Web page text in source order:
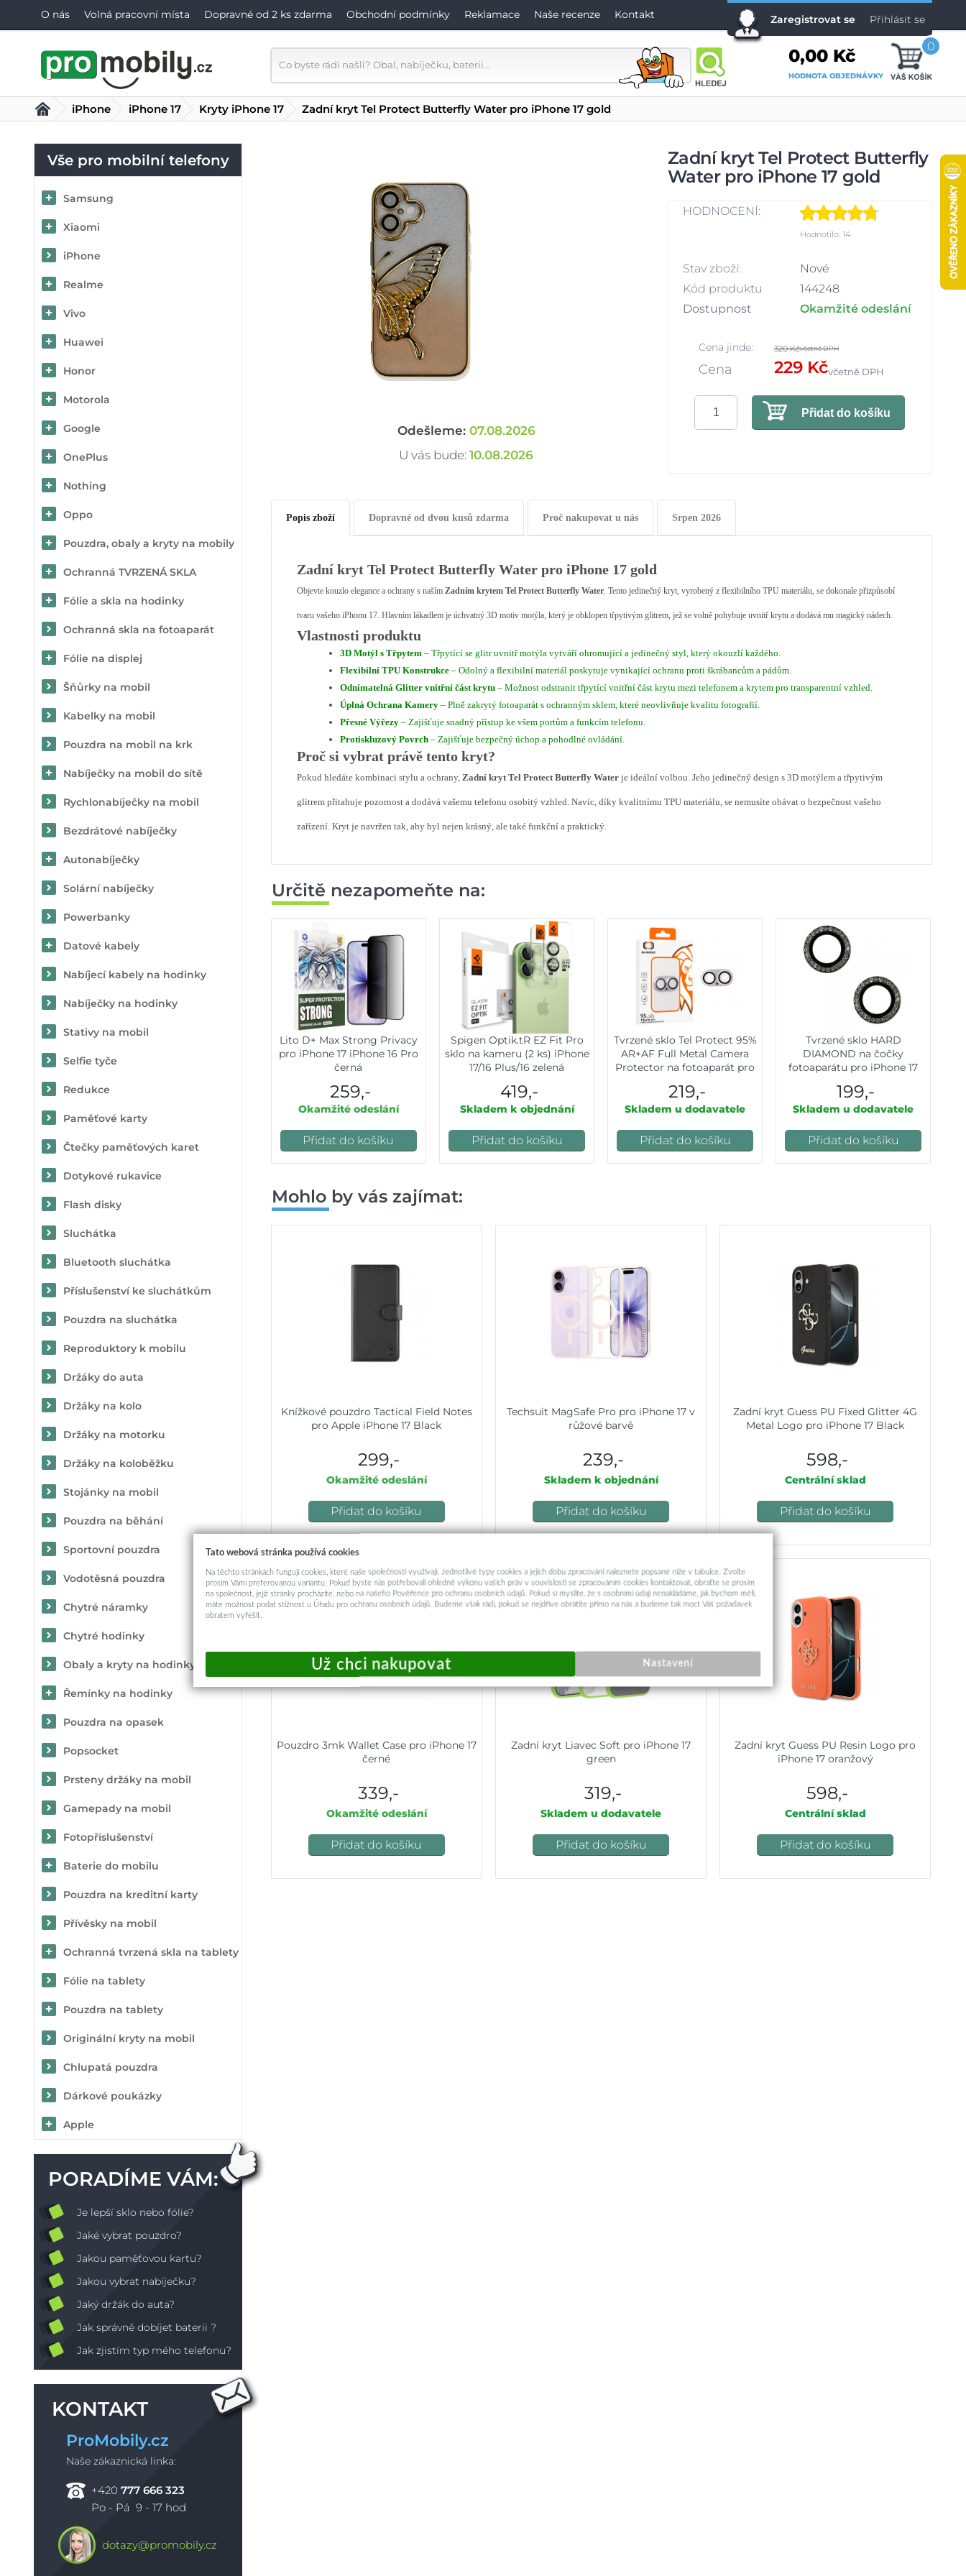
O nás Volná pracovní místa Dopravné od 2 ks zdarma Obchodní podmínky Reklamace Naše recenze Kontakt Zaregistrovat se Přihlásit se
0,00 Kč
HODNOTA OBJEDNÁVKY
0
Vše pro mobilní telefony
Samsung
Xiaomi
iPhone
Realme
Vivo
Huawei
Honor
Motorola
Google
OnePlus
Nothing
Oppo
Pouzdra, obaly a kryty na mobily
Ochranná TVRZENÁ SKLA
Fólie a skla na hodinky
Ochranná skla na fotoaparát
Fólie na displej
Šňůrky na mobil
Kabelky na mobil
Pouzdra na mobil na krk
Nabíječky na mobil do sítě
Rychlonabíječky na mobil
Bezdrátové nabíječky
Autonabíječky
Solární nabíječky
Powerbanky
Datové kabely
Nabíjecí kabely na hodinky
Nabíječky na hodinky
Stativy na mobil
Selfie tyče
Redukce
Paměťové karty
Čtečky paměťových karet
Dotykové rukavice
Flash disky
Sluchátka
Bluetooth sluchátka
Příslušenství ke sluchátkům
Pouzdra na sluchátka
Reproduktory k mobilu
Držáky do auta
Držáky na kolo
Držáky na motorku
Držáky na koloběžku
Stojánky na mobil
Pouzdra na běhání
Sportovní pouzdra
Vodotěsná pouzdra
Chytré náramky
Chytré hodinky
Obaly a kryty na hodinky
Řemínky na hodinky
Pouzdra na opasek
Popsocket
Prsteny držáky na mobil
Gamepady na mobil
Fotopříslušenství
Baterie do mobilu
Pouzdra na kreditní karty
Přívěsky na mobil
Ochranná tvrzená skla na tablety
Fólie na tablety
Pouzdra na tablety
Originální kryty na mobil
Chlupatá pouzdra
Dárkové poukázky
Apple
PORADÍME VÁM:
Je lepší sklo nebo fólie?
Jaké vybrat pouzdro?
Jakou paměťovou kartu?
Jakou vybrat nabíječku?
Jaký držák do auta?
Jak správně dobíjet baterii ?
Jak zjistím typ mého telefonu?
KONTAKT
ProMobily.cz
Naše zákaznická linka:
+420 777 666 323
Po - Pá 9 - 17 hod
dotazy@promobily.cz
iPhone iPhone 17 Kryty iPhone 17 Zadní kryt Tel Protect Butterfly Water pro iPhone 17 gold
Odešleme: 07.08.2026
U vás bude:10.08.2026
Zadní kryt Tel Protect Butterfly
Water pro iPhone 17 gold
HODNOCENÍ:
Hodnotilo: 14
Stav zboží:
Nové
Kód produktu
144248
Dostupnost
Okamžité odeslání
Cena jinde: 320 Kčvčetně DPH
Cena 229 Kčvčetně DPH
Přidat do košíku
Popis zboží Dopravné od dvou kusů zdarma Proč nakupovat u nás Srpen 2026
Zadní kryt Tel Protect Butterfly Water pro iPhone 17 gold
Objevte kouzlo elegance a ochrany s naším Zadním krytem Tel Protect Butterfly Water. Tento jedinečný kryt, vyrobený z flexibilního TPU materiálu, se dokonale přizpůsobí
tvaru vašeho iPhonu 17. Hlavním lákadlem je úchvatný 3D motiv motýla, který je obklopen třpytivým glitrem, jež se volně pohybuje uvnitř krytu a dodává mu magický nádech.
Vlastnosti produktu
3D Motýl s Třpytem – Třpytící se glitr uvnitř motýla vytváří ohromující a jedinečný styl, který okouzlí každého.
Flexibilní TPU Konstrukce – Odolný a flexibilní materiál poskytuje vynikající ochranu proti škrábancům a pádům.
Odnímatelná Glitter vnitřní část krytu – Možnost odstranit třpytící vnitřní část krytu mezi telefonem a krytem pro transparentní vzhled.
Úplná Ochrana Kamery – Plně zakrytý fotoaparát s ochranným sklem, které neovlivňuje kvalitu fotografií.
Přesné Výřezy – Zajišťuje snadný přístup ke všem portům a funkcím telefonu.
Protiskluzový Povrch – Zajišťuje bezpečný úchop a pohodlné ovládání.
Proč si vybrat právě tento kryt?
Pokud hledáte kombinaci stylu a ochrany, Zadní kryt Tel Protect Butterfly Water je ideální volbou. Jeho jedinečný design s 3D motýlem a třpytivým
glitrem přitahuje pozornost a dodává vašemu telefonu osobitý vzhled. Navíc, díky kvalitnímu TPU materiálu, se nemusíte obávat o bezpečnost vašeho
zařízení. Kryt je navržen tak, aby byl nejen krásný, ale také funkční a praktický.
Určitě nezapomeňte na:
Lito D+ Max Strong Privacy
pro iPhone 17 iPhone 16 Pro
černá
259,-
Okamžité odeslání
Přidat do košíku
Spigen Optik.tR EZ Fit Pro
sklo na kameru (2 ks) iPhone
17/16 Plus/16 zelená
419,-
Skladem k objednání
Přidat do košíku
Tvrzené sklo Tel Protect 95%
AR+AF Full Metal Camera
Protector na fotoaparát pro
219,-
Skladem u dodavatele
Přidat do košíku
Tvrzené sklo HARD
DIAMOND na čočky
fotoaparátu pro iPhone 17
199,-
Skladem u dodavatele
Přidat do košíku
Mohlo by vás zajímat:
Knížkové pouzdro Tactical Field Notes
pro Apple iPhone 17 Black
299,-
Okamžité odeslání
Přidat do košíku
Techsuit MagSafe Pro pro iPhone 17 v
růžové barvě
239,-
Skladem k objednání
Přidat do košíku
Zadní kryt Guess PU Fixed Glitter 4G
Metal Logo pro iPhone 17 Black
598,-
Centrální sklad
Přidat do košíku
Pouzdro 3mk Wallet Case pro iPhone 17
černé
339,-
Okamžité odeslání
Přidat do košíku
Zadní kryt Liavec Soft pro iPhone 17
green
319,-
Skladem u dodavatele
Přidat do košíku
Zadní kryt Guess PU Resin Logo pro
iPhone 17 oranžový
598,-
Centrální sklad
Přidat do košíku
Tato webová stránka používá cookies
Na těchto stránkách fungují cookies, které naše společnosti využívají. Jednotlivé typy cookies a jejich dobu zpracování naleznete popsané níže v tabulce. Zvolte
prosím Vámi preferovanou variantu. Pokud byste nás potřebovali ohledně výkonu vašich práv v souvislosti se zpracováním cookies kontaktovat, obraťte se prosím
na společnost, jejíž stránky procházíte, nebo na našeho Pověřence pro ochranu osobních údajů. Pokud si myslíte, že s osobními údaji nenakládáme, jak bychom měli,
máte možnost podat stížnost u Úřadu pro ochranu osobních údajů. Budeme však rádi, pokud se nejdříve obrátíte přímo na nás a budeme tak moct Váš požadavek
obratem vyřešit.
Nastavení